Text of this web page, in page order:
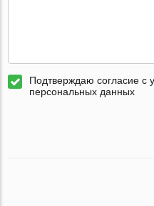
Подтверждаю согласие с
персональных данных